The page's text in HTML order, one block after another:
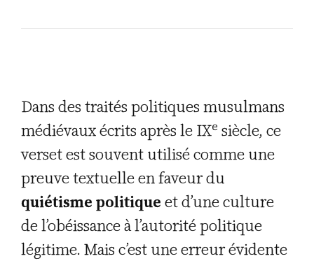
Dans des traités politiques musulmans
médiévaux écrits après le IXe siècle, ce
verset est souvent utilisé comme une
preuve textuelle en faveur du
quiétisme politique et d’une culture
de l’obéissance à l’autorité politique
légitime. Mais c’est une erreur évidente